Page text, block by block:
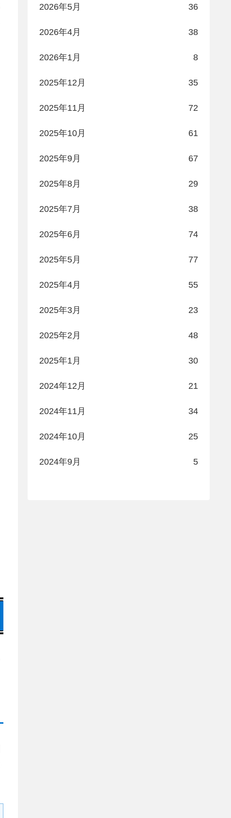
2026年5月 36
2026年4月 38
2026年1月 8
2025年12月 35
2025年11月 72
2025年10月 61
2025年9月 67
2025年8月 29
2025年7月 38
2025年6月 74
2025年5月 77
2025年4月 55
2025年3月 23
2025年2月 48
2025年1月 30
2024年12月 21
2024年11月 34
2024年10月 25
2024年9月 5